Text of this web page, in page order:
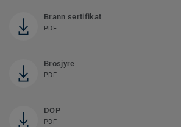
Brann sertifikat
PDF
Brosjyre
PDF
DOP
PDF